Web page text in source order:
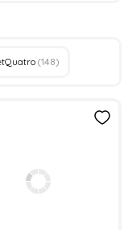
(148)